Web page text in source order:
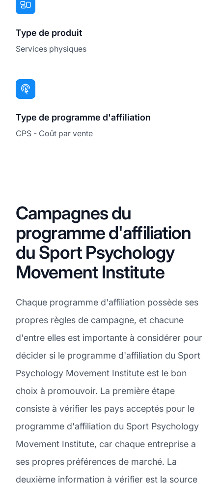
Type de produit
Services physiques
Type de programme d'affiliation
CPS - Coût par vente
Campagnes du
programme d'affiliation
du Sport Psychology
Movement Institute
Chaque programme d'affiliation possède ses
propres règles de campagne, et chacune
d'entre elles est importante à considérer pour
décider si le programme d'affiliation du Sport
Psychology Movement Institute est le bon
choix à promouvoir. La première étape
consiste à vérifier les pays acceptés pour le
programme d'affiliation du Sport Psychology
Movement Institute, car chaque entreprise a
ses propres préférences de marché. La
deuxième information à vérifier est la source